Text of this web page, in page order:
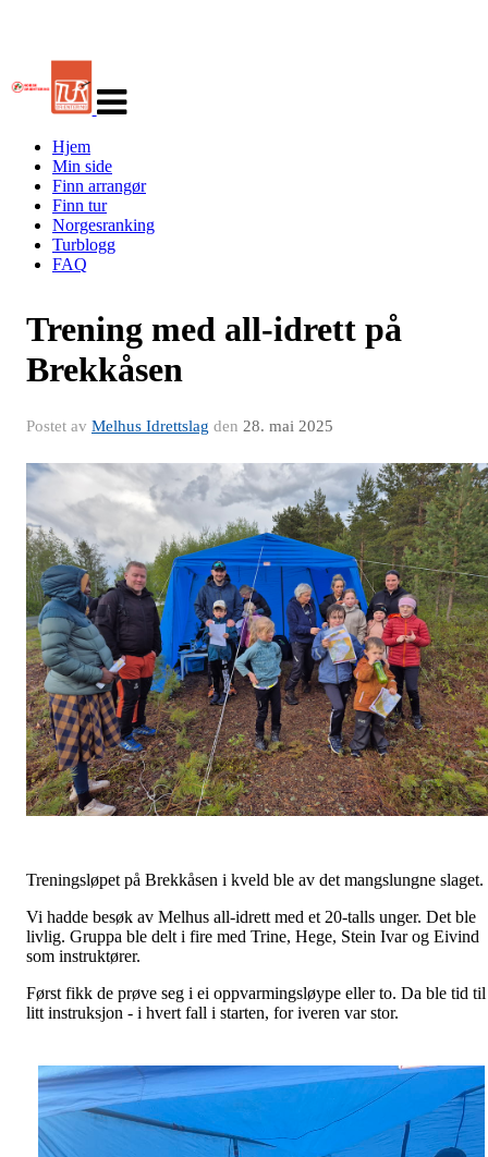
navigasjon
Hjem
Min side
Finn arrangør
Finn tur
Norgesranking
Turblogg
FAQ
Trening med all-idrett på
Brekkåsen
Postet av Melhus Idrettslag den 28. mai 2025
Treningsløpet på Brekkåsen i kveld ble av det mangslungne slaget.
Vi hadde besøk av Melhus all-idrett med et 20-talls unger. Det ble
livlig. Gruppa ble delt i fire med Trine, Hege, Stein Ivar og Eivind
som instruktører.
Først fikk de prøve seg i ei oppvarmingsløype eller to. Da ble tid til
litt instruksjon - i hvert fall i starten, for iveren var stor.